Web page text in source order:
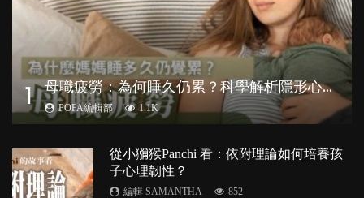
1 母
職疲勞：為何睡久仍累？科學解析隱形心理負擔
POPA編輯部 1.1K
從小獼猴Panchi 看：依附理論如何培養孩
子心理韌性？
編輯 SAMANTHA 852